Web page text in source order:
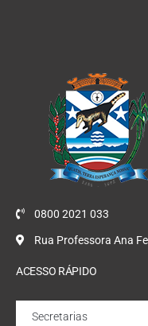
0800 2021 033
Rua Professora Ana
ACESSO RÁPIDO
Secretarias